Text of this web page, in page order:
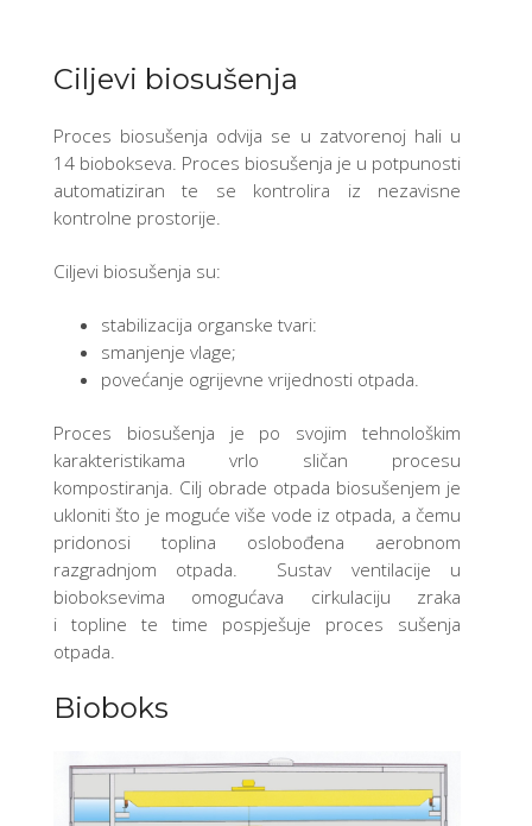
Ciljevi biosušenja
Proces biosušenja odvija se u zatvorenoj hali u
14 biobokseva. Proces biosušenja je u potpunosti
automatiziran te se kontrolira iz nezavisne
kontrolne prostorije.
Ciljevi biosušenja su:
stabilizacija organske tvari:
smanjenje vlage;
povećanje ogrijevne vrijednosti otpada.
Proces biosušenja je po svojim tehnološkim
karakteristikama vrlo sličan procesu
kompostiranja. Cilj obrade otpada biosušenjem je
ukloniti što je moguće više vode iz otpada, a čemu
pridonosi toplina oslobođena aerobnom
razgradnjom otpada. Sustav ventilacije u
bioboksevima omogućava cirkulaciju zraka
i topline te time pospješuje proces sušenja
otpada.
Bioboks